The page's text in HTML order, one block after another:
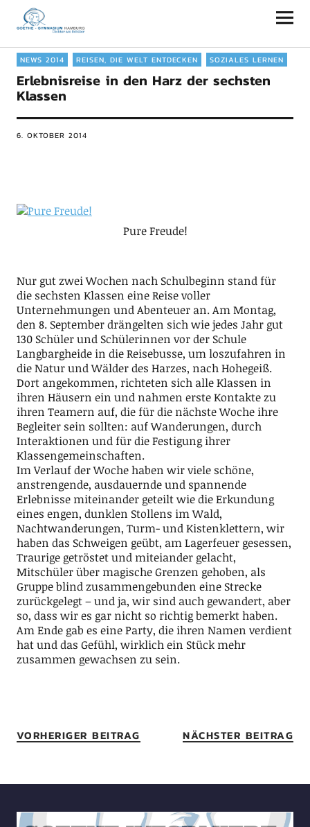
Goethe-Gymnasium Hamburg
NEWS 2014 REISEN, DIE WELT ENTDECKEN SOZIALES LERNEN
Erlebnisreise in den Harz der sechsten
Klassen
6. OKTOBER 2014
Pure Freude!
Nur gut zwei Wochen nach Schulbeginn stand für
die sechsten Klassen eine Reise voller
Unternehmungen und Abenteuer an. Am Montag,
den 8. September drängelten sich wie jedes Jahr gut
130 Schüler und Schülerinnen vor der Schule
Langbargheide in die Reisebusse, um loszufahren in
die Natur und Wälder des Harzes, nach Hohegeiß.
Dort angekommen, richteten sich alle Klassen in
ihren Häusern ein und nahmen erste Kontakte zu
ihren Teamern auf, die für die nächste Woche ihre
Begleiter sein sollten: auf Wanderungen, durch
Interaktionen und für die Festigung ihrer
Klassengemeinschaften.
Im Verlauf der Woche haben wir viele schöne,
anstrengende, ausdauernde und spannende
Erlebnisse miteinander geteilt wie die Erkundung
eines engen, dunklen Stollens im Wald,
Nachtwanderungen, Turm- und Kistenklettern, wir
haben das Schweigen geübt, am Lagerfeuer gesessen,
Traurige getröstet und miteiander gelacht,
Mitschüler über magische Grenzen gehoben, als
Gruppe blind zusammengebunden eine Strecke
zurückgelegt – und ja, wir sind auch gewandert, aber
so, dass wir es gar nicht so richtig bemerkt haben.
Am Ende gab es eine Party, die ihren Namen verdient
hat und das Gefühl, wirklich ein Stück mehr
zusammen gewachsen zu sein.
VORHERIGER BEITRAG NÄCHSTER BEITRAG